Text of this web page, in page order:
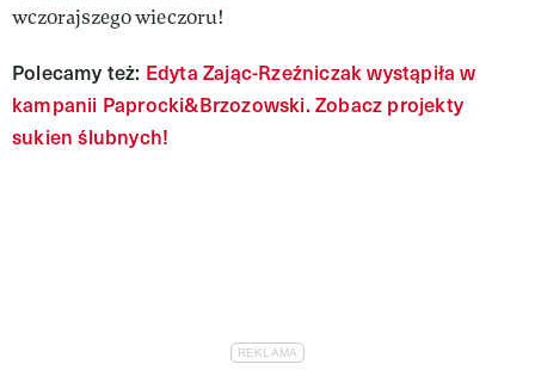
wczorajszego wieczoru!
Polecamy też: Edyta Zając-Rzeźniczak wystąpiła w
kampanii Paprocki&Brzozowski. Zobacz projekty
sukien ślubnych!